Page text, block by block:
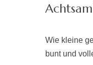
Wie kleine
bunt und